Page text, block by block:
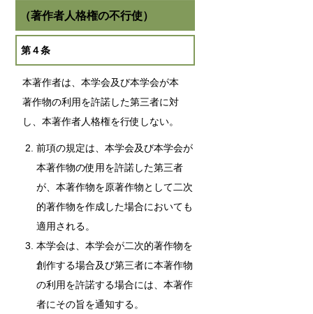
（著作者人格権の不行使）
第４条
本著作者は、本学会及び本学会が本
著作物の利用を許諾した第三者に対
し、本著作者人格権を行使しない。
前項の規定は、本学会及び本学会が
本著作物の使用を許諾した第三者
が、本著作物を原著作物として二次
的著作物を作成した場合においても
適用される。
本学会は、本学会が二次的著作物を
創作する場合及び第三者に本著作物
の利用を許諾する場合には、本著作
者にその旨を通知する。